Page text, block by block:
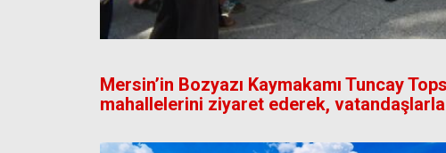
Mersin’in Bozyazı Kaymakamı Tuncay
mahallelerini ziyaret ederek,